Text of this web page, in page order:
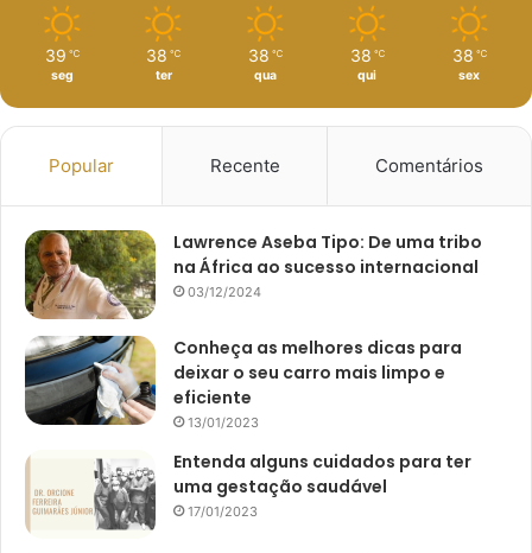
39 ℃
seg
38 ℃
ter
38 ℃
qua
38 ℃
qui
38 ℃
sex
Popular Recente Comentários
Lawrence Aseba Tipo: De uma tribo
na África ao sucesso internacional
03/12/2024
Conheça as melhores dicas para
deixar o seu carro mais limpo e
eficiente
13/01/2023
Entenda alguns cuidados para ter
uma gestação saudável
17/01/2023